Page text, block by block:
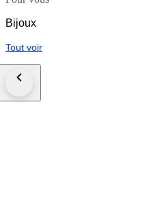
Bijoux
Tout voir